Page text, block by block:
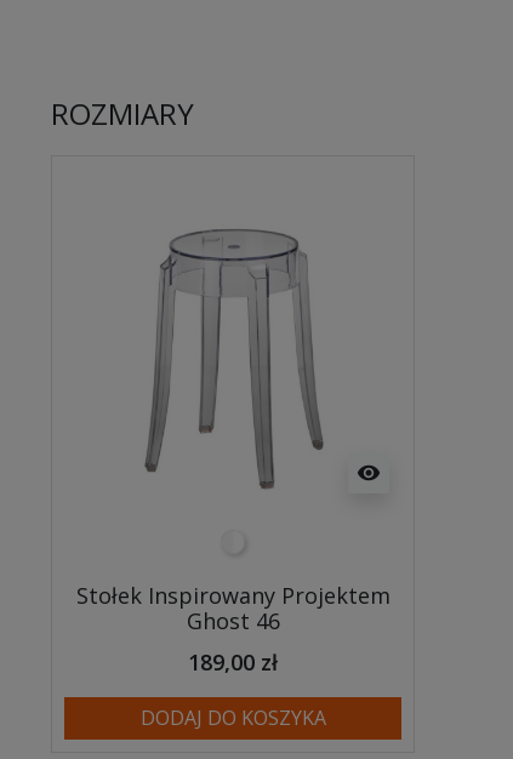
ROZMIARY
visibility
Stołek Inspirowany Projektem
Ghost 46
189,00 zł
DODAJ DO KOSZYKA